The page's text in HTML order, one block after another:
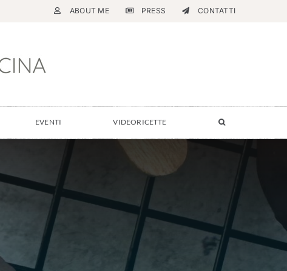
ABOUT ME PRESS CONTATTI
EVENTI VIDEORICETTE